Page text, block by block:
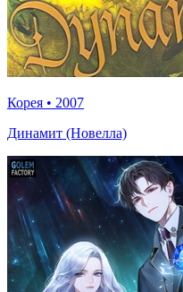
Корея • 2007
Динамит (Новелла)